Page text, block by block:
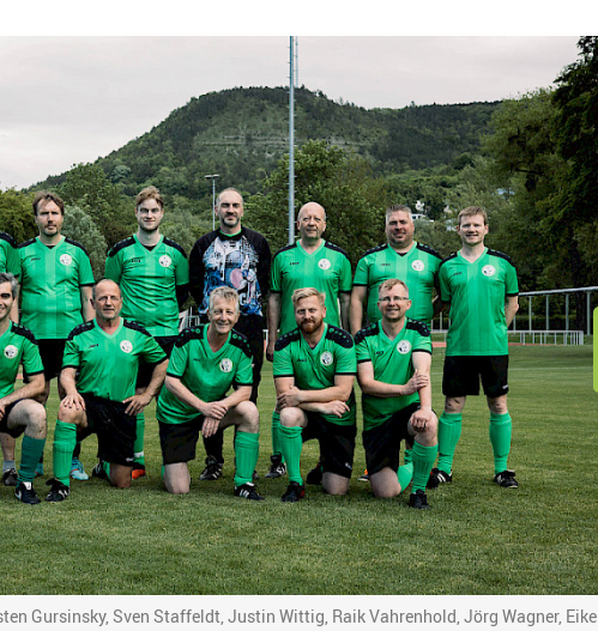
Gursinsky, Sven Staffeldt, Justin Wittig, Raik Vahrenhold, Jörg Wagner, Eike